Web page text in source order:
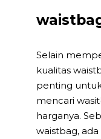
Selain
kualitas
penting
mencari
harganya.
waistbag,